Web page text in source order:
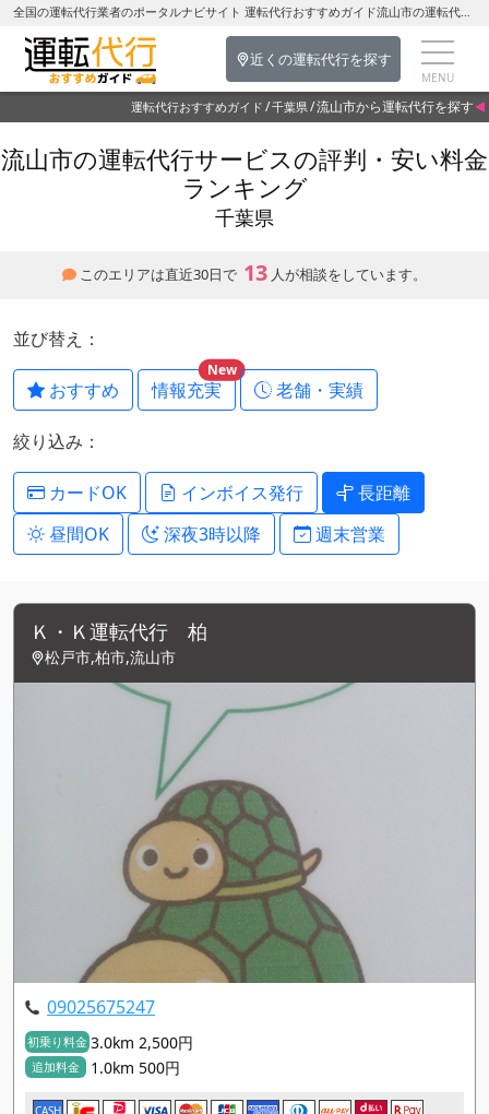
全国の運転代行業者のポータルナビサイト 運転代行おすすめガイド流山市の運転代行を探す-千葉県の運転代行
近くの運転代行を探す
運転代行おすすめガイド 千葉県 流山市から運転代行を探す
流山市の運転代行サービスの評判・安い料金
ランキング
千葉県
このエリアは直近30日で 13 人が相談をしています。
並び替え：
おすすめ 情報充実
New
老舗・実績
絞り込み：
カードOK インボイス発行
長距離
昼間OK
深夜3時以降 週末営業
Ｋ・Ｋ運転代行 柏
松戸市,柏市,流山市
09025675247
初乗り料金 3.0km 2,500円
追加料金 1.0km 500円
CASH